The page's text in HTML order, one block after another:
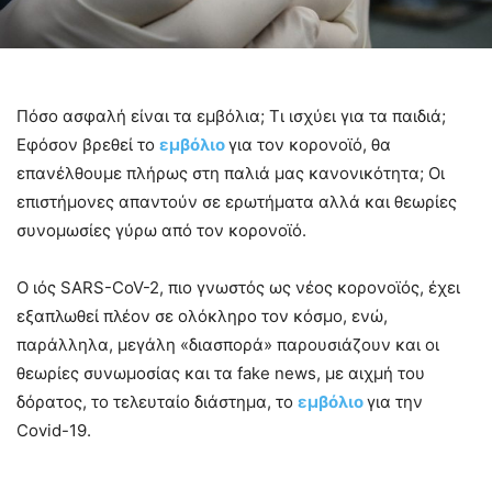
Πόσο ασφαλή είναι τα εμβόλια; Τι ισχύει για τα παιδιά;
Εφόσον βρεθεί το εμβόλιογια τον κορονοϊό, θα
επανέλθουμε πλήρως στη παλιά μας κανονικότητα; Οι
επιστήμονες απαντούν σε ερωτήματα αλλά και θεωρίες
συνομωσίες γύρω από τον κορονοϊό.
Ο ιός SARS-CoV-2, πιο γνωστός ως νέος κορονοϊός, έχει
εξαπλωθεί πλέον σε ολόκληρο τον κόσμο, ενώ,
παράλληλα, μεγάλη «διασπορά» παρουσιάζουν και οι
θεωρίες συνωμοσίας και τα fake news, με αιχμή του
δόρατος, το τελευταίο διάστημα, το εμβόλιογια την
Covid-19.